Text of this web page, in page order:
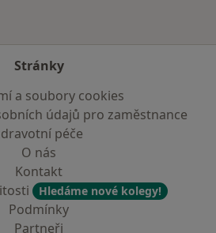
Stránky
a soubory cookies
údajů pro zaměstnance
péče
O nás
Kontakt
Hledáme nové kolegy!
Podmínky
Partneři